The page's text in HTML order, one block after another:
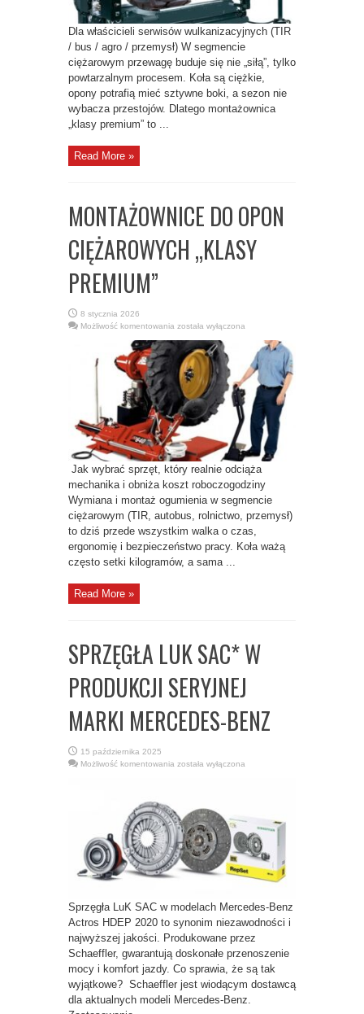
Dla właścicieli serwisów wulkanizacyjnych (TIR
/ bus / agro / przemysł) W segmencie
ciężarowym przewagę buduje się nie „siłą”, tylko
powtarzalnym procesem. Koła są ciężkie,
opony potrafią mieć sztywne boki, a sezon nie
wybacza przestojów. Dlatego montażownica
„klasy premium” to ...
Read More »
MONTAŻOWNICE DO OPON
CIĘŻAROWYCH „KLASY
PREMIUM”
8 stycznia 2026
Możliwość komentowania MONTAŻOWNICE
OPON
CIĘŻAROWYCH
„KLASY
PREMIUM”
została wyłączona
Jak wybrać sprzęt, który realnie odciąża
mechanika i obniża koszt roboczogodziny
Wymiana i montaż ogumienia w segmencie
ciężarowym (TIR, autobus, rolnictwo, przemysł)
to dziś przede wszystkim walka o czas,
ergonomię i bezpieczeństwo pracy. Koła ważą
często setki kilogramów, a sama ...
Read More »
SPRZĘGŁA LUK SAC* W
PRODUKCJI SERYJNEJ
MARKI MERCEDES-BENZ
15 października 2025
Możliwość komentowania SPRZĘGŁA
SERYJNEJ
MARKI
MERCEDES-
BENZ
została wyłączona
Sprzęgła LuK SAC w modelach Mercedes-Benz
Actros HDEP 2020 to synonim niezawodności i
najwyższej jakości. Produkowane przez
Schaeffler, gwarantują doskonałe przenoszenie
mocy i komfort jazdy. Co sprawia, że są tak
wyjątkowe? Schaeffler jest wiodącym dostawcą
dla aktualnych modeli Mercedes-Benz.